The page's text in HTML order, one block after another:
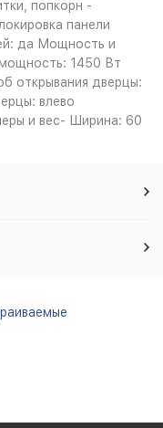
попкорн -
панели
да Мощность и
1450 Вт
открывания дверцы:
влево
и вес- Ширина: 60